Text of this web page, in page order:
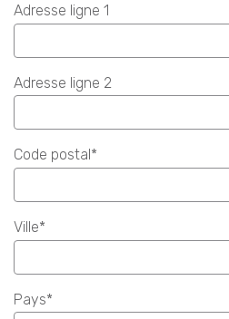
Adresse ligne 1
Adresse ligne 2
Code postal*
Ville*
Pays*